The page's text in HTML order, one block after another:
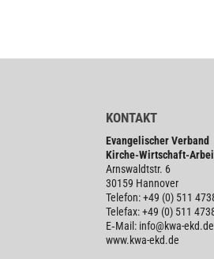
KONTAKT
Evan­ge­li­scher Verband
Kirche-Wirt­schaft-
Arns­waldt­str. 6
30159 Hannover
Telefon: +49 (0) 511
Telefax: +49 (0) 511
E‑Mail: info@kwa-ekd.de
www.kwa-ekd.de